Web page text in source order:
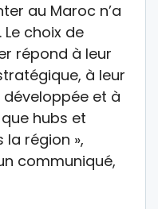
au Maroc n’a
choix de
répond à leur
à leur
et à
hubs et
région »,
communiqué,